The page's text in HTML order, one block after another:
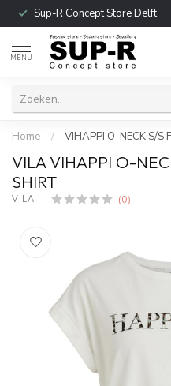
Sup-R Concept Store Delft
MENU
Home / VIHAPPI O-NECK S/S
VILA VIHAPPI O-
SHIRT
VILA (0)